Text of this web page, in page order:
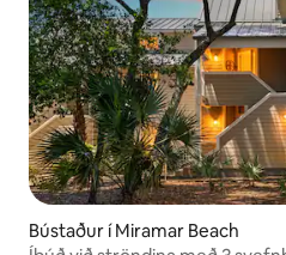
Bústaður í Miramar Beach